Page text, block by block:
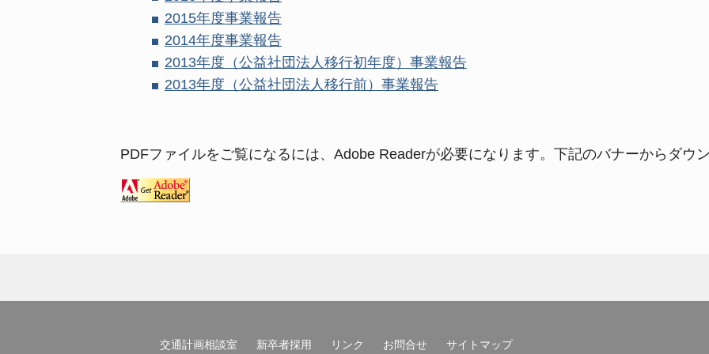
2015年度事業報告
2014年度事業報告
2013年度（公益社団法人移行初年度）事業報告
2013年度（公益社団法人移行前）事業報告
PDFファイルをご覧になるには、 Adobe Readerが必要になります。下記のバナーからダウ
交通計画相談室 新卒者採用 リンク お問合せ サイトマップ